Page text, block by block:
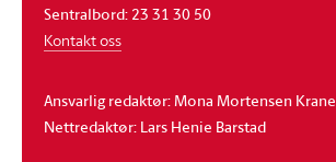
Sentralbord: 23 31 30 50
Kontakt oss
Ansvarlig redaktør: Mona Mortensen Krane
Nettredaktør: Lars Henie Barstad